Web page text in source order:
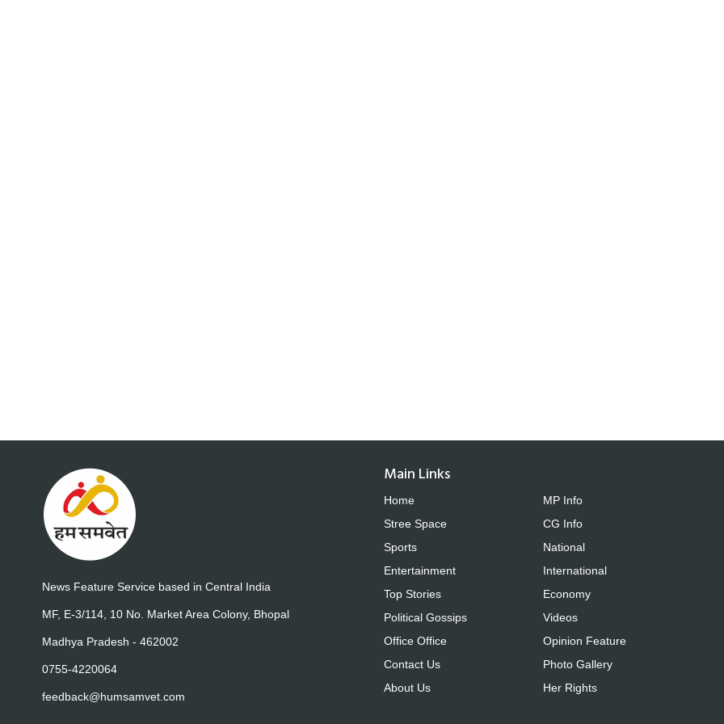
News Feature Service based in Central India
MF, E-3/114, 10 No. Market Area Colony, Bhopal
Madhya Pradesh - 462002
0755-4220064
feedback@humsamvet.com
Main Links
Home
Stree Space
Sports
Entertainment
Top Stories
Political Gossips
Office Office
Contact Us
About Us
MP Info
CG Info
National
International
Economy
Videos
Opinion Feature
Photo Gallery
Her Rights